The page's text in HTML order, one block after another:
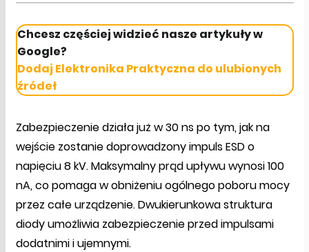
Chcesz częściej widzieć nasze artykuły w
Google?
Dodaj Elektronika Praktyczna do ulubionych
źródeł
Zabezpieczenie działa już w 30 ns po tym, jak na
wejście zostanie doprowadzony impuls ESD o
napięciu 8 kV. Maksymalny prąd upływu wynosi 100
nA, co pomaga w obniżeniu ogólnego poboru mocy
przez całe urządzenie. Dwukierunkowa struktura
diody umożliwia zabezpieczenie przed impulsami
dodatnimi i ujemnymi.